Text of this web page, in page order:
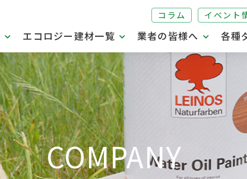
コラム イベント
エコロジー建材一覧 業者の皆様へ 各種
COMPANY